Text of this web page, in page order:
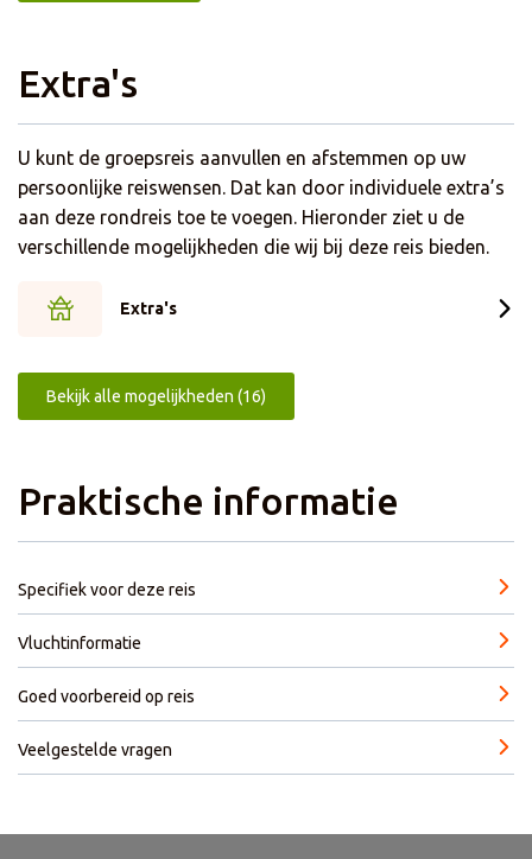
restaurant waar u kunt genieten van verschillende
WiFi, airconditioning voor de warme dagen en een
badkamer met bad en/of douche en föhn.
Extra's
U kunt de groepsreis aanvullen en afstemmen op uw
persoonlijke reiswensen. Dat kan door individuele extra’s
aan deze rondreis toe te voegen. Hieronder ziet u de
verschillende mogelijkheden die wij bij deze reis bieden.
Extra's
Bekijk alle mogelijkheden (16)
Praktische informatie
Specifiek voor deze reis
Vluchtinformatie
Goed voorbereid op reis
Veelgestelde vragen